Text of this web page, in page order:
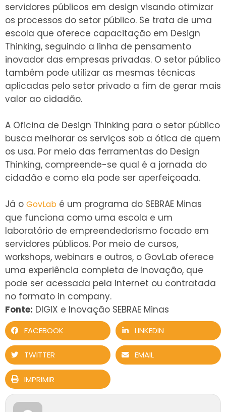
servidores públicos em design visando otimizar
os processos do setor público. Se trata de uma
escola que oferece capacitação em Design
Thinking, seguindo a linha de pensamento
inovador das empresas privadas. O setor público
também pode utilizar as mesmas técnicas
aplicadas pelo setor privado a fim de gerar mais
valor ao cidadão.
A Oficina de Design Thinking para o setor público
busca melhorar os serviços sob a ótica de quem
os usa. Por meio das ferramentas do Design
Thinking, compreende-se qual é a jornada do
cidadão e como ela pode ser aperfeiçoada.
Já o GovLab é um programa do SEBRAE Minas
que funciona como uma escola e um
laboratório de empreendedorismo focado em
servidores públicos. Por meio de cursos,
workshops, webinars e outros, o GovLab oferece
uma experiência completa de inovação, que
pode ser acessada pela internet ou contratada
no formato in company.
Fonte: DIGIX e Inovação SEBRAE Minas
FACEBOOK LINKEDIN
TWITTER EMAIL
IMPRIMIR